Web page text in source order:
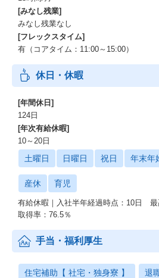
[みなし残業]
みなし残業なし
[フレックスタイム]
有（コアタイム：11:00～15:00）
休日・休暇
[年間休日]
124日
[年次有給休暇]
10～20日
土曜日 日曜日 祝日 年末年
産休 育児
有給休暇｜入社半年経過時点：10日
取得率：76.5％
手当・福利厚生
住宅補助【 社宅・独身寮 】 退